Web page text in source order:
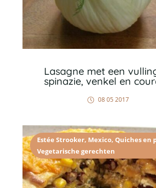
Lasagne met een
spinazie, venkel en
08 05 2017
Estée Strooker, Mexico, Quiches en
Vegetarische gerechten